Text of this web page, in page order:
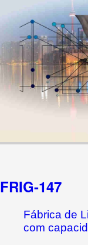
FRIG-147
Fábrica de
com